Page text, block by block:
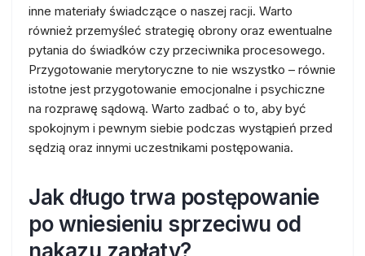
inne materiały świadczące o naszej racji. Warto
również przemyśleć strategię obrony oraz ewentualne
pytania do świadków czy przeciwnika procesowego.
Przygotowanie merytoryczne to nie wszystko – równie
istotne jest przygotowanie emocjonalne i psychiczne
na rozprawę sądową. Warto zadbać o to, aby być
spokojnym i pewnym siebie podczas wystąpień przed
sędzią oraz innymi uczestnikami postępowania.
Jak długo trwa postępowanie
po wniesieniu sprzeciwu od
nakazu zapłaty?